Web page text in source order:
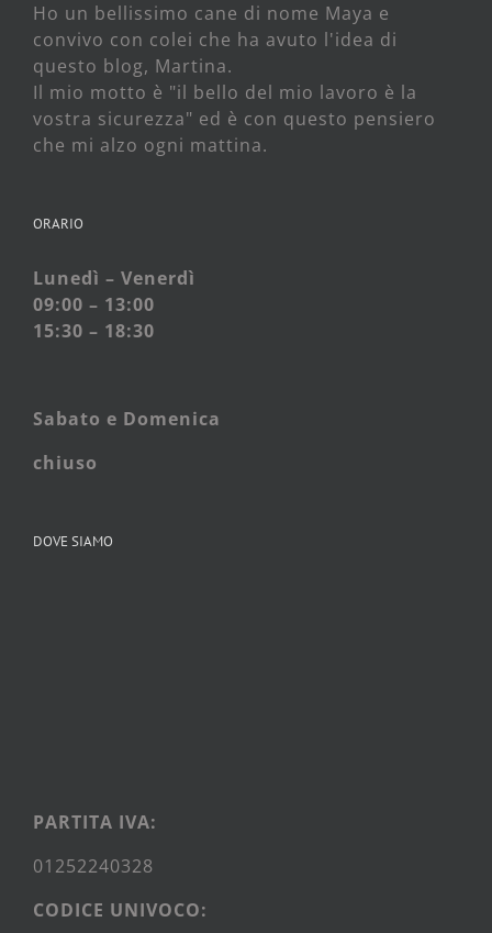
Ho un bellissimo cane di nome Maya e
convivo con colei che ha avuto l'idea di
questo blog, Martina.
Il mio motto è "il bello del mio lavoro è la
vostra sicurezza" ed è con questo pensiero
che mi alzo ogni mattina.
ORARIO
Lunedì – Venerdì
09:00 – 13:00
15:30 – 18:30
Sabato e Domenica
chiuso
DOVE SIAMO
PARTITA IVA:
01252240328
CODICE UNIVOCO: